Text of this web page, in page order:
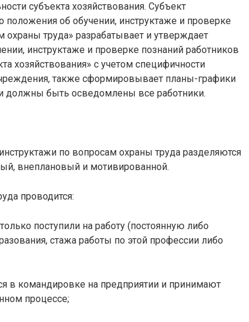
субъекта хозяйствования. Субъект
положения об обучении, инструктаже и проверке
охраны труда» разрабатывает и утверждает
инструктаже и проверке познаний работников
хозяйствования» с учетом специфичности
также сформировывает планы-графики
должны быть осведомлены все работники.
по вопросам охраны труда разделяются
внеплановый и мотивированной.
проводится:
поступили на работу (постоянную либо
стажа работы по этой профессии либо
в командировке на предприятии и принимают
процессе;